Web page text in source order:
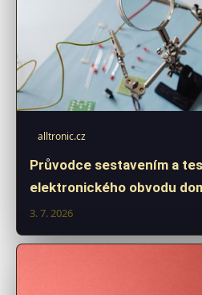
alltronic.cz
Průvodce sestavením a
elektronického obvodu
3. 7. 2026